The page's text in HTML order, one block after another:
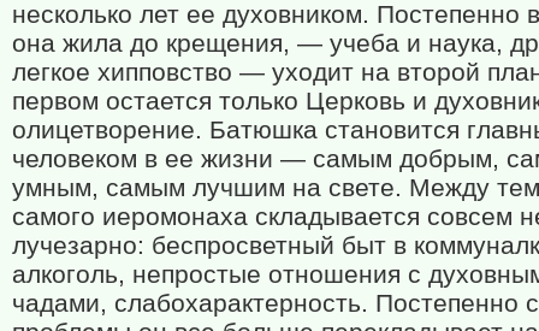
несколько лет ее духовником. Постепенно
она жила до крещения, — учеба и наука,
легкое хипповство — уходит на второй
первом остается только Церковь и
олицетворение. Батюшка становится
человеком в ее жизни — самым добрым,
умным, самым лучшим на свете. Между
самого иеромонаха складывается совсем
лучезарно: беспросветный быт в
алкоголь, непростые отношения с
чадами, слабохарактерность. Постепенно